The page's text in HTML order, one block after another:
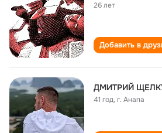
26 лет
Добавить в
ДМИТРИЙ
41 год,г. Анапа